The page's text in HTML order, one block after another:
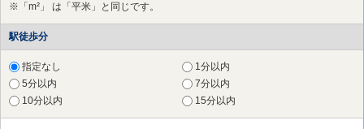
※「m²」 は「平米」と同じです。
駅徒歩分
指定なし
1分以内
5分以内
7分以内
10分以内
15分以内